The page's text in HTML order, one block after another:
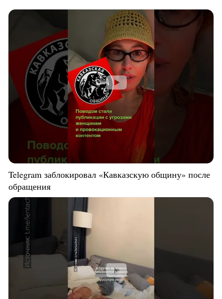
Telegram заблокировал «Кавказскую общину» после
обращения